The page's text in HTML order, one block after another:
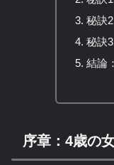
秘訣
秘訣
結論
序章：4歳の